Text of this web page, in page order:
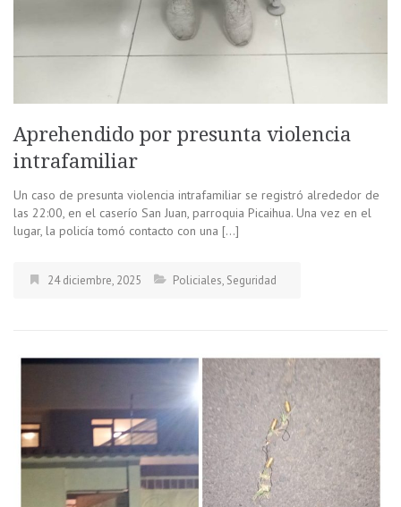
Aprehendido por presunta violencia
intrafamiliar
Un caso de presunta violencia intrafamiliar se registró alrededor de
las 22:00, en el caserío San Juan, parroquia Picaihua. Una vez en el
lugar, la policía tomó contacto con una […]
24 diciembre, 2025 Policiales, Seguridad